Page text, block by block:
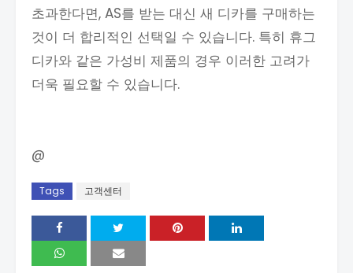
초과한다면, AS를 받는 대신 새 디카를 구매하는
것이 더 합리적인 선택일 수 있습니다. 특히 휴그
디카와 같은 가성비 제품의 경우 이러한 고려가
더욱 필요할 수 있습니다.
@
Tags 고객센터